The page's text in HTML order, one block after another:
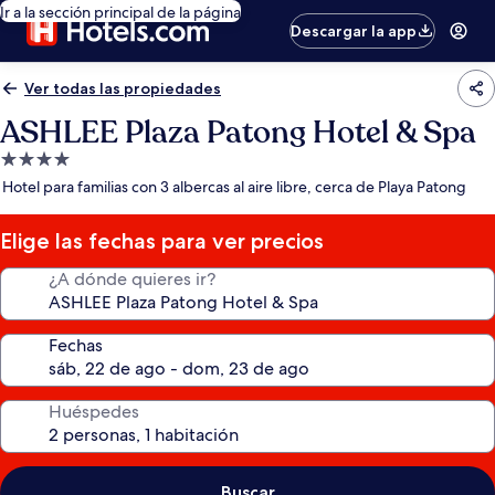
Ir a la sección principal de la página
Descargar la app
Ver todas las propiedades
ASHLEE Plaza Patong Hotel & Spa
Propiedad
de
estrellas
Hotel para familias con 3 albercas al aire libre, cerca de Playa Patong
Elige las fechas para ver precios
¿A dónde quieres ir?
Fechas
Huéspedes